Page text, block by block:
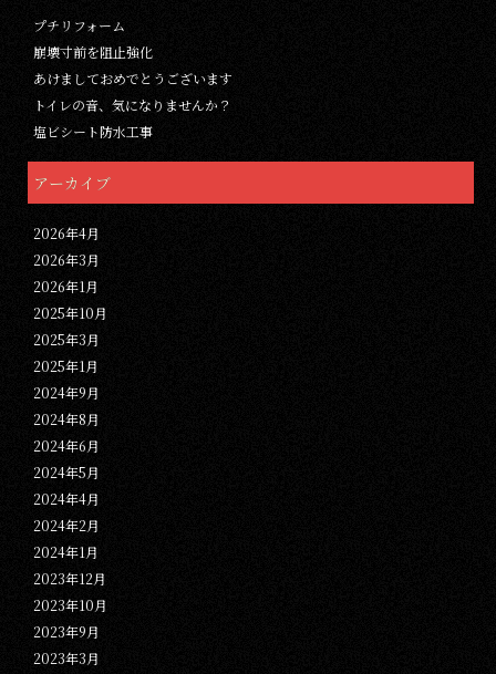
プチリフォーム
崩壊寸前を阻止強化
あけましておめでとうございます
トイレの音、気になりませんか？
塩ビシート防水工事
アーカイブ
2026年4月
2026年3月
2026年1月
2025年10月
2025年3月
2025年1月
2024年9月
2024年8月
2024年6月
2024年5月
2024年4月
2024年2月
2024年1月
2023年12月
2023年10月
2023年9月
2023年3月